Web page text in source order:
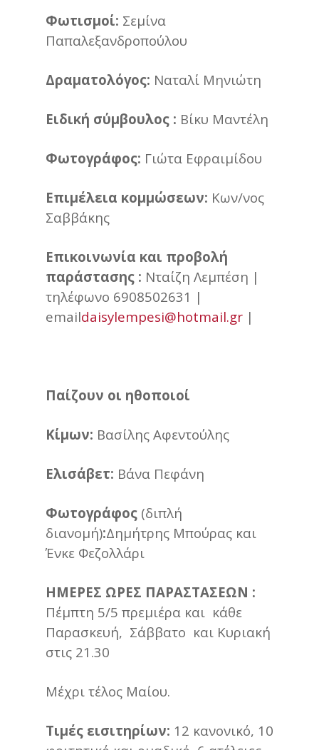
Φωτισμοί: Σεμίνα
Παπαλεξανδροπούλου
Δραματολόγος: Ναταλί Μηνιώτη
Ειδική σύμβουλος : Βίκυ Μαντέλη
Φωτογράφος: Γιώτα Εφραιμίδου
Επιμέλεια κομμώσεων: Κων/νος
Σαββάκης
Επικοινωνία και προβολή
παράστασης : Νταίζη Λεμπέση |
τηλέφωνο 6908502631 |
emaildaisylempesi@hotmail.gr |
Παίζουν οι ηθοποιοί
Κίμων: Βασίλης Αφεντούλης
Ελισάβετ: Βάνα Πεφάνη
Φωτογράφος (διπλή
διανομή):Δημήτρης Μπούρας και
Ένκε Φεζολλάρι
ΗΜΕΡΕΣ ΩΡΕΣ ΠΑΡΑΣΤΑΣΕΩΝ :
Πέμπτη 5/5 πρεμιέρα και κάθε
Παρασκευή, Σάββατο και Κυριακή
στις 21.30
Μέχρι τέλος Μαίου.
Τιμές εισιτηρίων: 12 κανονικό, 10